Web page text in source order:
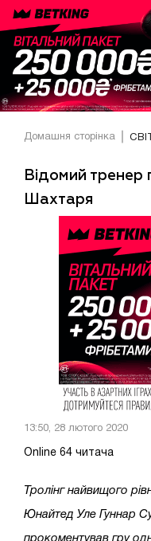
Домашня сторінка
Відомий тренер
Шахтаря
13:50, 28 лютого 2020
Online 64 читача
Тролінг найвищого
Юнайтед Уле Гуннар
прокоментував гру